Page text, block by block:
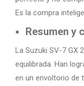
Es la compra
Resumen y
La Suzuki SV-7 GX
equilibrada. Han
en un envoltorio de